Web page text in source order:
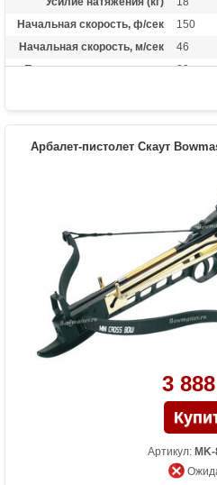
Начальная скорость, ф/сек
150
Начальная скорость, м/сек
46
Прицельная дальность, м
20
12,7
Размах плечей (см)
42
хвост;
Арбалет-пистолет Скаут
3
Артикул: